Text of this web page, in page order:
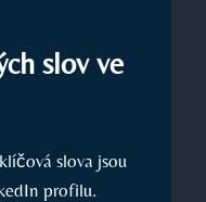
slov ve
slova jsou⁢
profilu.